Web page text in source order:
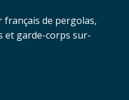
de pergolas,
et garde-corps sur-